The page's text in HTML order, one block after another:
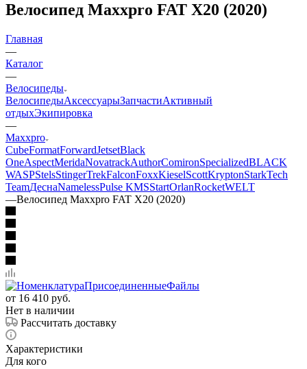
Велосипед Maxxpro FAT X20 (2020)
Главная
—
Каталог
—
Велосипеды
ВелосипедыАксессуарыЗапчастиАктивный
отдыхЭкипировка
—
Maxxpro
CubeFormatForwardJetsetBlack
OneAspectMeridaNovatrackAuthorComironSpecializedBLACK
WASPStelsStingerTrekFalconFoxxKieselScottKryptonStarkTech
TeamДеснаNamelessPulse KMSStartOrlanRocketWELT
—Велосипед Maxxpro FAT X20 (2020)
от 16 410 руб.
Нет в наличии
Рассчитать доставку
Характеристики
Для кого